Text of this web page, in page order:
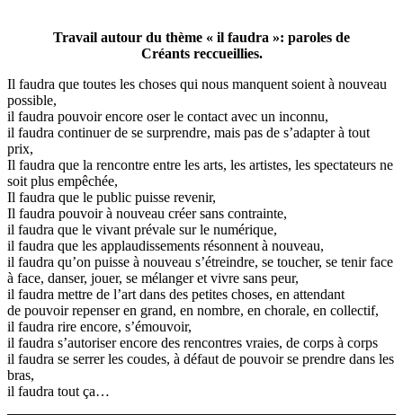
Travail autour du thème « il faudra »: paroles de
Créants reccueillies.
Il faudra que toutes les choses qui nous manquent soient à nouveau
possible,
il faudra pouvoir encore oser le contact avec un inconnu,
il faudra continuer de se surprendre, mais pas de s’adapter à tout
prix,
Il faudra que la rencontre entre les arts, les artistes, les spectateurs ne
soit plus empêchée,
Il faudra que le public puisse revenir,
Il faudra pouvoir à nouveau créer sans contrainte,
il faudra que le vivant prévale sur le numérique,
il faudra que les applaudissements résonnent à nouveau,
il faudra qu’on puisse à nouveau s’étreindre, se toucher, se tenir face
à face, danser, jouer, se mélanger et vivre sans peur,
il faudra mettre de l’art dans des petites choses, en attendant
de pouvoir repenser en grand, en nombre, en chorale, en collectif,
il faudra rire encore, s’émouvoir,
il faudra s’autoriser encore des rencontres vraies, de corps à corps
il faudra se serrer les coudes, à défaut de pouvoir se prendre dans les
bras,
il faudra tout ça…